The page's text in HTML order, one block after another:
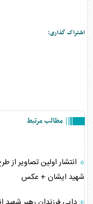
اشتراک گذاری:
مطالب مرتبط
انتشار اولین تصاویر از
شهید ایشان + عکس